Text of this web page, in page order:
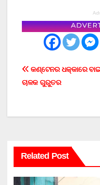
Post
navigation
କଣ୍ଟେନର ଧକ୍କାରେ
ଚାଳକ ଗୁରୁତର
Related Post